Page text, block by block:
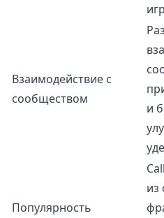
Взаимодействие с
сообществом
и
Популярность
из